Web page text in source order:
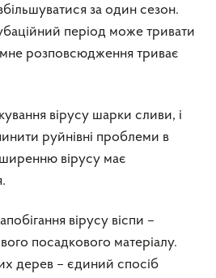
за один сезон.
період може тривати
розповсюдження триває
вірусу шарки сливи, і
руйнівні проблеми в
вірусу має
вірусу віспи –
посадкового матеріалу.
дерев – єдиний спосіб